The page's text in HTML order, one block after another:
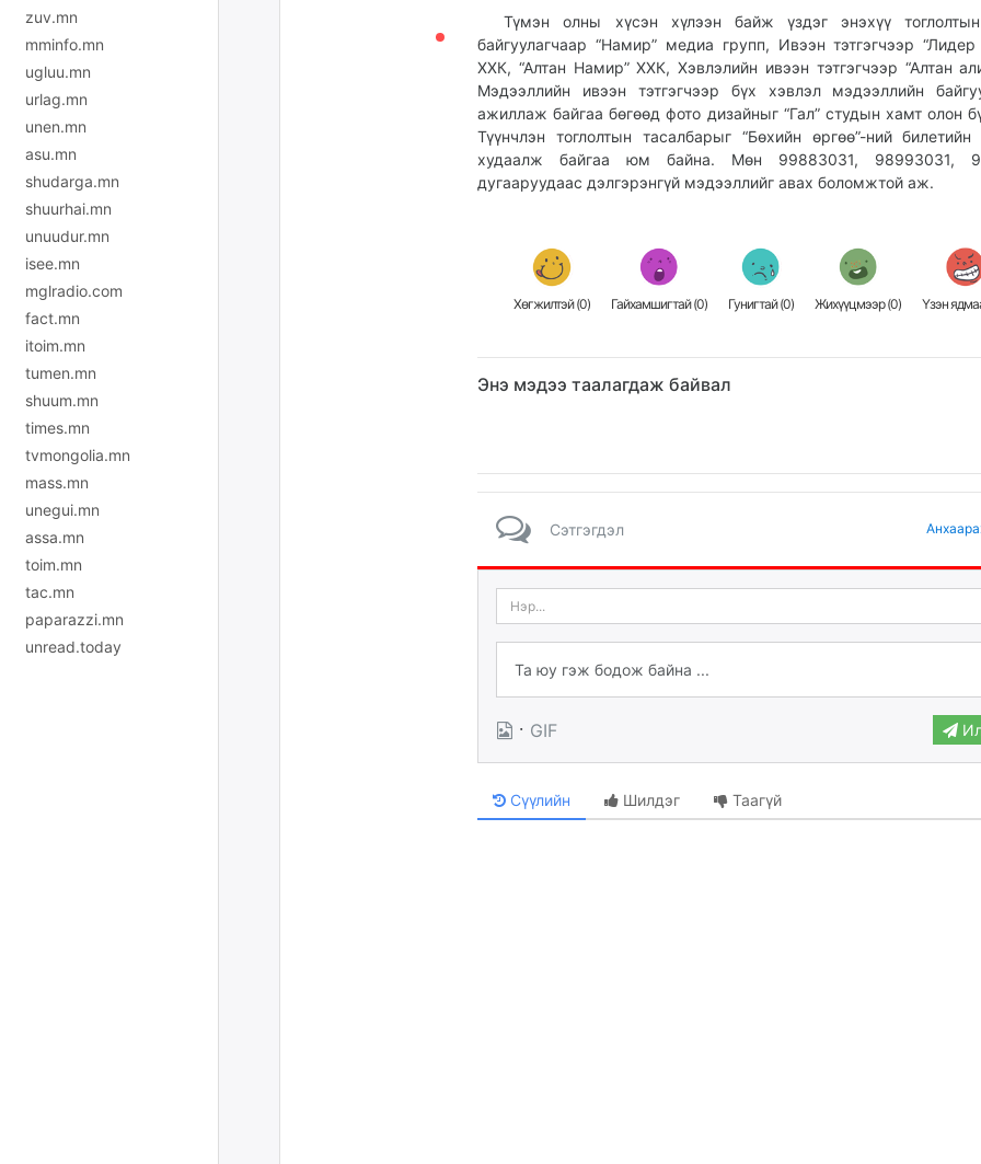
zuv.mn
mminfo.mn
ugluu.mn
urlag.mn
unen.mn
asu.mn
shudarga.mn
shuurhai.mn
unuudur.mn
isee.mn
mglradio.com
fact.mn
itoim.mn
tumen.mn
shuum.mn
times.mn
tvmongolia.mn
mass.mn
unegui.mn
assa.mn
toim.mn
tac.mn
paparazzi.mn
unread.today
Түмэн олны хүсэн хүлээн байж үздэг энэхүү тоглолтын
байгуулагчаар “Намир” медиа групп, Ивээн тэтгэгчээр “Лидер
ХХК, “Алтан Намир” ХХК, Хэвлэлийн ивээн тэтгэгчээр “Алтан
Мэдээллийн ивээн тэтгэгчээр бүх хэвлэл мэдээллийн
ажиллаж байгаа бөгөөд фото дизайныг “Гал” студын хамт олон
Түүнчлэн тоглолтын тасалбарыг “Бөхийн өргөө”-ний билетийн
худаалж байгаа юм байна. Мөн 99883031, 98993031,
дугааруудаас дэлгэрэнгүй мэдээллийг авах боломжтой аж.
Хөгжилтэй (0) Гайхамшигтай (0) Гунигтай (0) Жихүүцмээр (0) Үзэн
Энэ мэдээ таалагдаж байвал
Сэтгэгдэл
· GIF
Сүүлийн Шилдэг Таагүй